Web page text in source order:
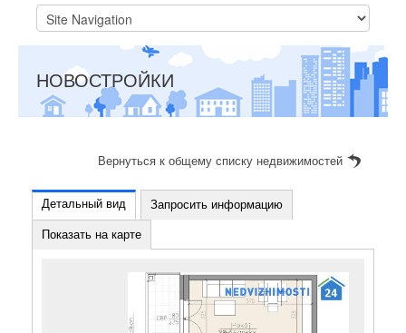
НОВОСТРОЙКИ
Вернуться к общему списку недвижимостей
Детальный вид Запросить информацию
Показать на карте